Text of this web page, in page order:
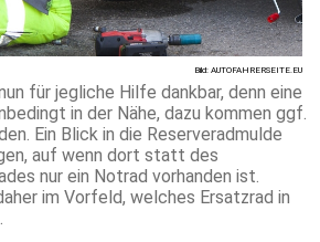
Bild: AUTOFAHRERSEITE.EU
für jegliche Hilfe dankbar, denn eine
in der Nähe, dazu kommen ggf.
Ein Blick in die Reserveradmulde
auf wenn dort statt des
nur ein Notrad vorhanden ist.
im Vorfeld, welches Ersatzrad in